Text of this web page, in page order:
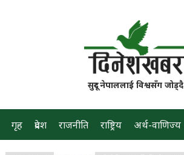
सुदूर नेपाललाई विश्वसँग जोड्दै
गृह प्रदेश राजनीति राष्ट्रिय अर्थ-वाणिज्य